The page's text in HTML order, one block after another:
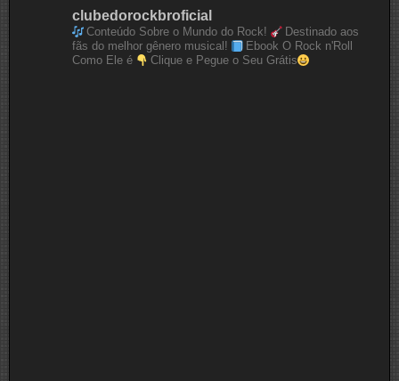
clubedorockbroficial
Conteúdo Sobre o Mundo do Rock!
Destinado aos
fãs do melhor gênero musical!
Ebook O Rock n'Roll
Como Ele é
Clique e Pegue o Seu Grátis